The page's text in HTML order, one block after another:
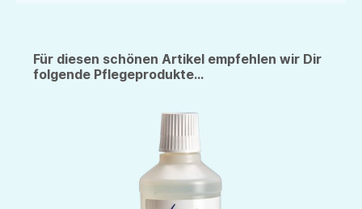
Für diesen schönen Artikel empfehlen wir Dir
folgende Pflegeprodukte...